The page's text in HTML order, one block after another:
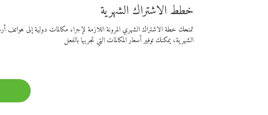
خطط الاشتراك الشهرية
تمنحك خطة الاشتراك الشهري المرونة اللازمة لإجراء مكالمات دولية إلى
الشهرية، يمكنك توفير أسعار المكالمات التي تجريها بالفعل